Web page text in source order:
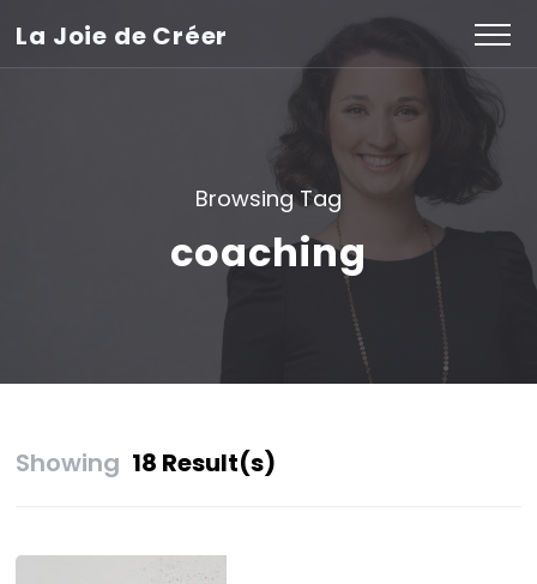
La Joie de Créer
Browsing Tag
coaching
Showing 18 Result(s)